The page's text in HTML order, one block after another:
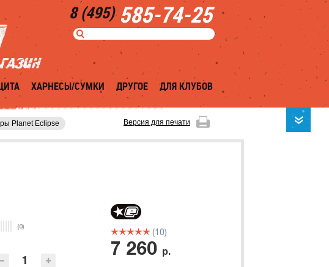
8 (495)585-74-25
ХАРНЕСЫ/СУМКИ ДРУГОЕ ДЛЯ КЛУБОВ
Planet Eclipse Версия для печати
(10)
7 260 р.
(0)
+
−